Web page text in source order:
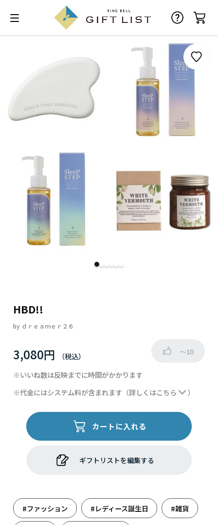
お気に入り
HBD!!
by ｄｒｅａｍｅｒ２６
3,080円 ～10
※いいね数は反映までに時間がかかります
※代金にはシステム料が含まれます（詳しくはこちら ）
カートに入れる
ギフトリストを編集する
#ファッション #レディース誕生日 #雑貨